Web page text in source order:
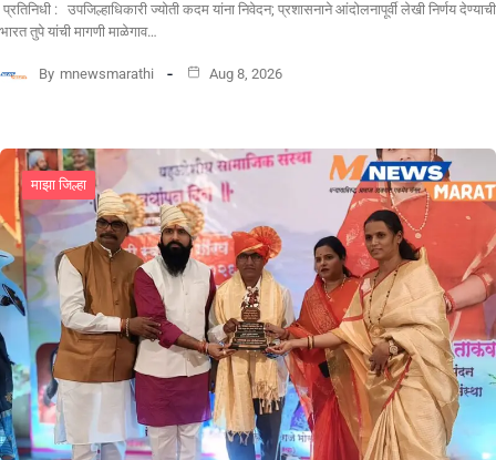
प्रतिनिधी : उपजिल्हाधिकारी ज्योती कदम यांना निवेदन; प्रशासनाने आंदोलनापूर्वी लेखी निर्णय देण्याची
भारत तुपे यांची मागणी माळेगाव…
By mnewsmarathi Aug 8, 2026
माझा जिल्हा